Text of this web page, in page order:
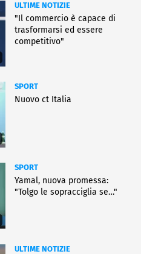
ULTIME NOTIZIE
"Il commercio è capace di
trasformarsi ed essere
competitivo"
SPORT
Nuovo ct Italia
SPORT
Yamal, nuova promessa:
"Tolgo le sopracciglia se…"
ULTIME NOTIZIE